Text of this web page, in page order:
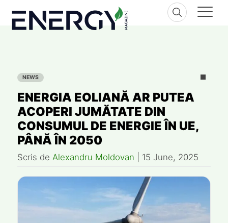
content
NEWS
ENERGIA EOLIANĂ AR PUTEA
ACOPERI JUMĂTATE DIN
CONSUMUL DE ENERGIE ÎN UE,
PÂNĂ ÎN 2050
Scris de Alexandru Moldovan 15 June, 2025